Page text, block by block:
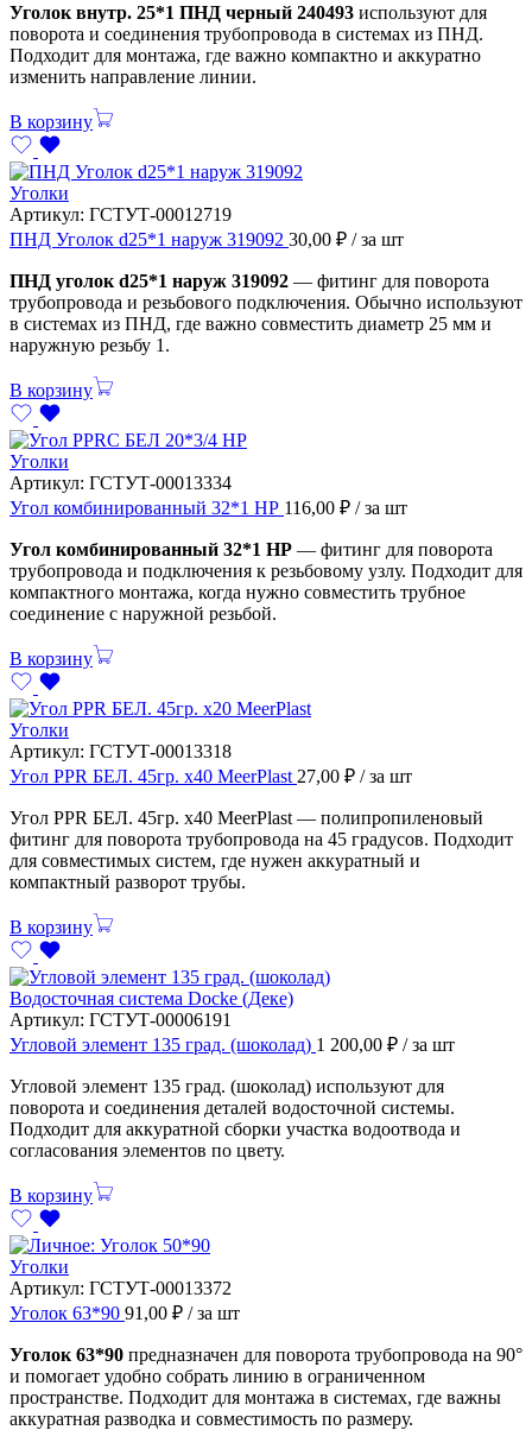
Уголок внутр. 25*1 ПНД черный 240493 используют для
поворота и соединения трубопровода в системах из ПНД.
Подходит для монтажа, где важно компактно и аккуратно
изменить направление линии.
В корзину
Уголки
Артикул: ГСТУТ-00012719
ПНД Уголок d25*1 наруж 319092 30,00 ₽ / за шт
ПНД уголок d25*1 наруж 319092 — фитинг для поворота
трубопровода и резьбового подключения. Обычно используют
в системах из ПНД, где важно совместить диаметр 25 мм и
наружную резьбу 1.
В корзину
Уголки
Артикул: ГСТУТ-00013334
Угол комбинированный 32*1 НР 116,00 ₽ / за шт
Угол комбинированный 32*1 НР — фитинг для поворота
трубопровода и подключения к резьбовому узлу. Подходит для
компактного монтажа, когда нужно совместить трубное
соединение с наружной резьбой.
В корзину
Уголки
Артикул: ГСТУТ-00013318
Угол PPR БЕЛ. 45гр. х40 MeerPlast 27,00 ₽ / за шт
Угол PPR БЕЛ. 45гр. х40 MeerPlast — полипропиленовый
фитинг для поворота трубопровода на 45 градусов. Подходит
для совместимых систем, где нужен аккуратный и
компактный разворот трубы.
В корзину
Водосточная система Docke (Деке)
Артикул: ГСТУТ-00006191
Угловой элемент 135 град. (шоколад) 1 200,00 ₽ / за шт
Угловой элемент 135 град. (шоколад) используют для
поворота и соединения деталей водосточной системы.
Подходит для аккуратной сборки участка водоотвода и
согласования элементов по цвету.
В корзину
Уголки
Артикул: ГСТУТ-00013372
Уголок 63*90 91,00 ₽ / за шт
Уголок 63*90 предназначен для поворота трубопровода на 90°
и помогает удобно собрать линию в ограниченном
пространстве. Подходит для монтажа в системах, где важны
аккуратная разводка и совместимость по размеру.